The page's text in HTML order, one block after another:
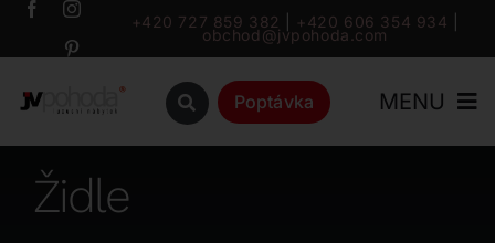
Přeskočit
+420 727 859 382 +420 606 354 934
obchod@jvpohoda.com
Poptávka MENU
Židle